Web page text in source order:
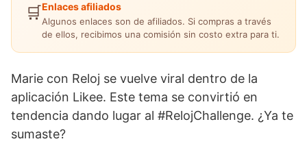
🛒Enlaces afiliados
Algunos enlaces son de afiliados. Si compras a través
de ellos, recibimos una comisión sin costo extra para ti.
Marie con Reloj se vuelve viral dentro de la
aplicación Likee. Este tema se convirtió en
tendencia dando lugar al #RelojChallenge. ¿Ya te
sumaste?